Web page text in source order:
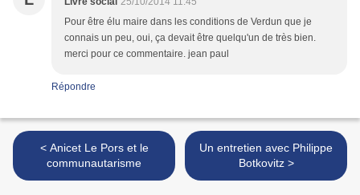
Pour être élu maire dans les conditions de Verdun que je
connais un peu, oui, ça devait être quelqu'un de très bien.
merci pour ce commentaire. jean paul
Répondre
< Anicet Le Pors et le
communautarisme
Un entretien avec Philippe
Botkovitz >